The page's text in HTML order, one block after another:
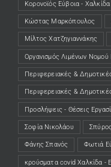
Κορονοϊός Εύβοια - Χαλκίδα
Κώστας Μαρκόπουλος
Μίλτος Χατζηγιαννάκης
Οργανισμός Λιμένων Νομού
Περιφερειακές &
Περιφερειακές &
Προσλήψεις - Θέσεις
Σοφία Νικολάου
Φάνης Σπανός Φωτιά
κρούσματα covid Χαλκίδα -